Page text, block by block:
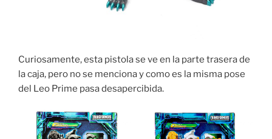
Curiosamente, esta pistola se ve en la parte trasera de
la caja, pero no se menciona y como es la misma pose
del Leo Prime pasa desapercibida.